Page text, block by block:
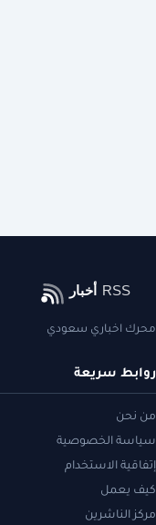
محرك اخباري سعودي
روابط سريعة
من نحن
سياسة الخصوصية
إتفاقية الاستخدام
كيف يعمل
مركز الناشرين